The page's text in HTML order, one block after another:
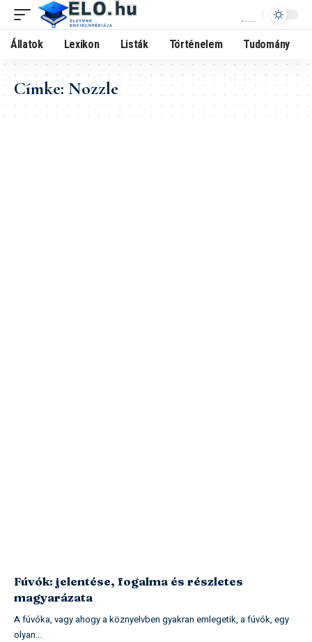
Állatok Lexikon Listák Történelem Tudomány
Címke:Nozzle
Fúvók: jelentése, fogalma és részletes
magyarázata
A fúvóka, vagy ahogy a köznyelvben gyakran emlegetik, a fúvók, egy
olyan…